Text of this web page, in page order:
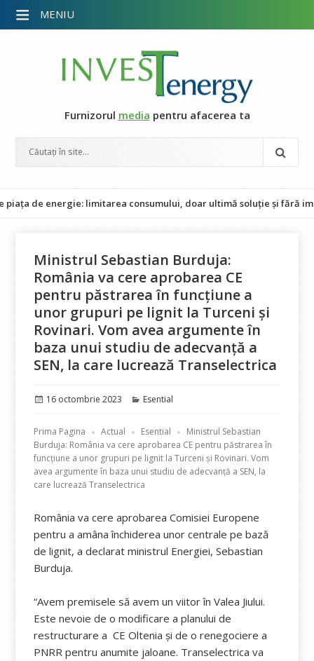
Furnizorul media pentru afacerea ta
energie: limitarea consumului, doar ultimă soluție și fără impact
Ministrul Sebastian Burduja:
România va cere aprobarea CE
pentru păstrarea în funcțiune a
unor grupuri pe lignit la Turceni și
Rovinari. Vom avea argumente în
baza unui studiu de adecvanță a
SEN, la care lucrează Transelectrica
Publicat
16 octombrie 2023 Categorii
Esential
Prima Pagina Actual Esential
Ministrul Sebastian
Burduja: România va cere aprobarea CE pentru păstrarea în
funcțiune a unor grupuri pe lignit la Turceni și Rovinari. Vom
avea argumente în baza unui studiu de adecvanță a SEN, la
care lucrează Transelectrica
România va cere aprobarea Comisiei Europene
pentru a amâna închiderea unor centrale pe bază
de lignit, a declarat ministrul Energiei, Sebastian
Burduja.
“Avem premisele să avem un viitor în Valea Jiului.
Este nevoie de o modificare a planului de
restructurare a CE Oltenia și de o renegociere a
PNRR pentru anumite jaloane. Transelectrica va
MENIU